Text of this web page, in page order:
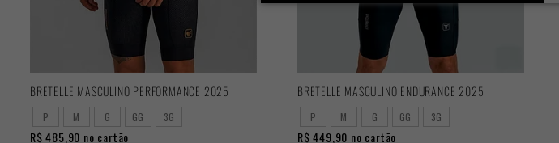
BRETELLE MASCULINO PERFORMANCE 2025
P M G GG 3G
R$ 485,90 no cartão
BRETELLE MASCULINO ENDURANCE 2025
P M G GG 3G
R$ 449,90 no cartão